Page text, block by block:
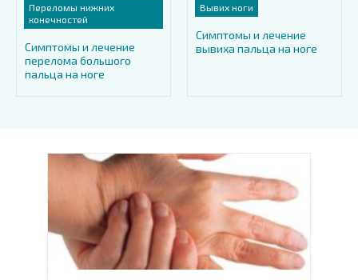
Переломы нижних
конечностей
Симптомы и лечение
перелома большого
пальца на ноге
Вывих ноги
Симптомы и лечение
вывиха пальца на ноге